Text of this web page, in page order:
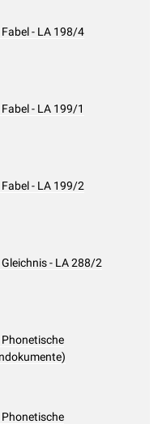
- LA 198/4
- LA 199/1
- LA 199/2
- LA 288/2